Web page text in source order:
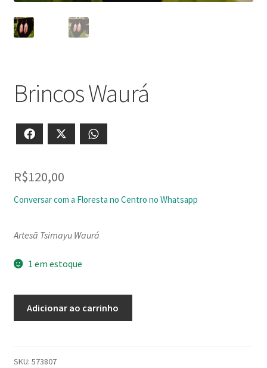
Brincos Waurá
Facebook
R$120,00
Conversar com a Floresta no Centro no Whatsapp
Artesã Tsimayu Waurá
1 em estoque
Adicionar ao carrinho
SKU: 573807